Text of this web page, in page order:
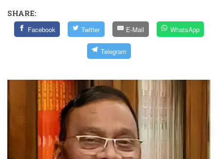
SHARE:
Facebook Twitter E-Mail WhatsApp
Telegram